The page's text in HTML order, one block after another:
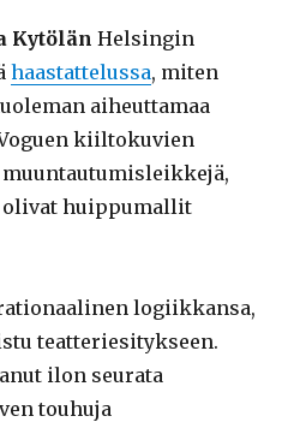
Kytölän Helsingin
haastattelussa, miten
aiheuttamaa
kiiltokuvien
huippumallit
logiikkansa,
teatteriesitykseen.
ilon seurata
touhuja